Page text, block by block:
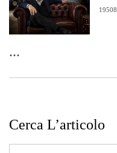
19508
...
Cerca L’articolo